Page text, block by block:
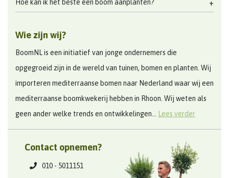
Hoe kan ik het beste een boom aanplanten?
Wie zijn wij?
BoomNL is een initiatief van jonge ondernemers die
opgegroeid zijn in de wereld van tuinen, bomen en planten. Wij
importeren mediterraanse bomen naar Nederland waar wij een
mediterraanse boomkwekerij hebben in Rhoon. Wij weten als
geen ander welke trends en ontwikkelingen...
Lees verder
Contact opnemen?
010 - 5011151